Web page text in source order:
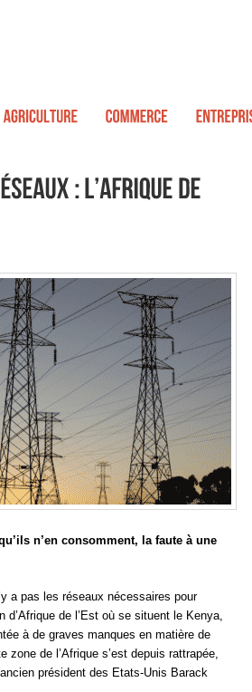
n’en consomment, la faute à une
a pas les réseaux nécessaires pour
d’Afrique de l’Est où se situent le Kenya,
à de graves manques en matière de
zone de l’Afrique s’est depuis rattrapée,
président des Etats-Unis Barack